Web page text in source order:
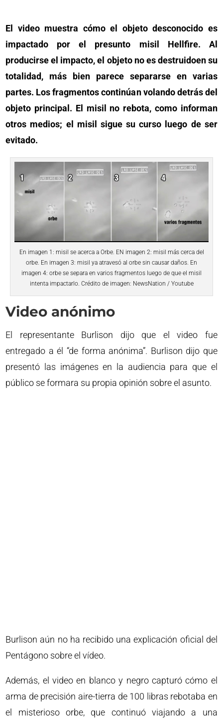
El video muestra cómo el objeto desconocido es
impactado por el presunto misil Hellfire. Al
producirse el impacto, el objeto no es destruidoen su
totalidad, más bien parece separarse en varias
partes. Los fragmentos continúan volando detrás del
objeto principal. El misil no rebota, como informan
otros medios; el misil sigue su curso luego de ser
evitado.
En imagen 1: misil se acerca a Orbe. EN imagen 2: misil más cerca del
orbe. En imagen 3: misil ya atravesó al orbe sin causar daños. En
imagen 4: orbe se separa en varios fragmentos luego de que el misil
intenta impactarlo. Crédito de imagen: NewsNation / Youtube
Video anónimo
El representante Burlison dijo que el video fue
entregado a él “de forma anónima”. Burlison dijo que
presentó las imágenes en la audiencia para que el
público se formara su propia opinión sobre el asunto.
Burlison aún no ha recibido una explicación oficial del
Pentágono sobre el vídeo.
Además, el video en blanco y negro capturó cómo el
arma de precisión aire-tierra de 100 libras rebotaba en
el misterioso orbe, que continuó viajando a una